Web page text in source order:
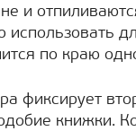
и
использовать
по краю
фиксирует
книжки.